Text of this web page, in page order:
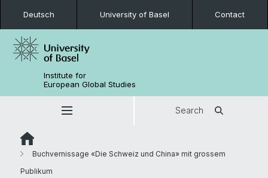
Deutsch University of Basel Contact
Institute for
European Global Studies
Search
Buchvernissage «Die Schweiz und China» mit grossem
Publikum